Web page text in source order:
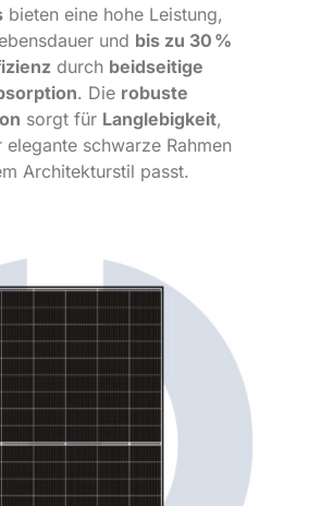
bieten eine hohe Leistung,
und bis zu 30 %
durch beidseitige
. Die robuste
sorgt für Langlebigkeit,
schwarze Rahmen
Architekturstil passt.